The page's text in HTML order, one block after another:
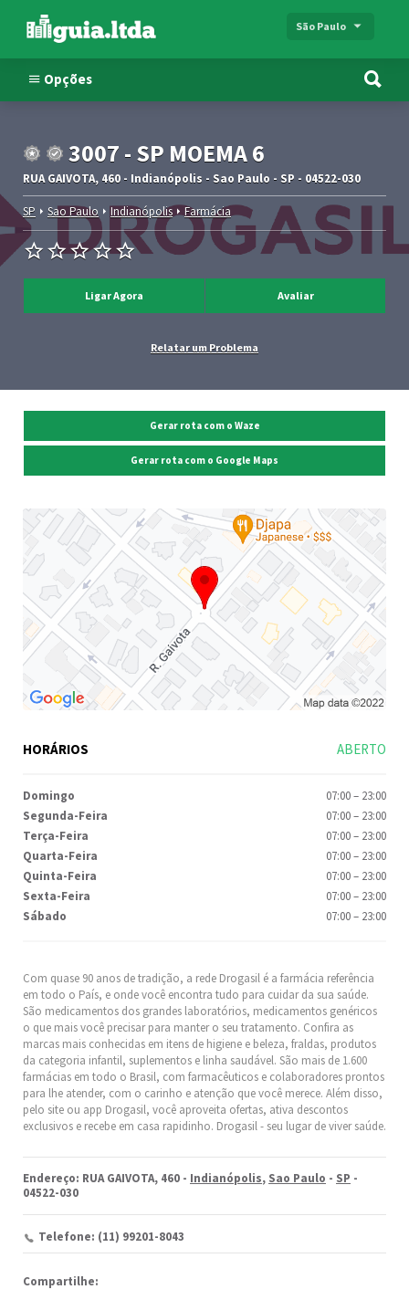
São Paulo
Opções
3007 - SP MOEMA 6
RUA GAIVOTA, 460 - Indianópolis - Sao Paulo - SP - 04522-030
SP Sao Paulo Indianópolis Farmácia
Ligar Agora Avaliar
Relatar um Problema
Com quase 90 anos de tradição, a rede Drogasil é a farmácia referência
em todo o País, e onde você encontra tudo para cuidar da sua saúde.
São medicamentos dos grandes laboratórios, medicamentos genéricos
o que mais você precisar para manter o seu tratamento. Confira as
marcas mais conhecidas em itens de higiene e beleza, fraldas, produtos
da categoria infantil, suplementos e linha saudável. São mais de 1.600
farmácias em todo o Brasil, com farmacêuticos e colaboradores prontos
para lhe atender, com o carinho e atenção que você merece. Além disso,
pelo site ou app Drogasil, você aproveita ofertas, ativa descontos
exclusivos e recebe em casa rapidinho. Drogasil ­- seu lugar de viver saúde.
Endereço: RUA GAIVOTA, 460 - Indianópolis, Sao Paulo - SP -
04522-030
Telefone: (11) 99201-8043
Compartilhe:
Gerar rota com o Waze
Gerar rota com o Google Maps
HORÁRIOS ABERTO
Domingo 07:00– 23:00
Segunda-Feira
07:00– 23:00
Terça-Feira
07:00– 23:00
Quarta-Feira
07:00– 23:00
Quinta-Feira
07:00– 23:00
Sexta-Feira
07:00– 23:00
Sábado
07:00– 23:00